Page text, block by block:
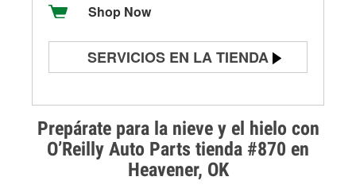
Prepárate para la nieve y el hielo con
O’Reilly Auto Parts tienda #870 en
Heavener, OK
Shop Now
SERVICIOS EN LA TIENDA
Prueba de alternadores y
arrancadores
Revisión de la luz "Check Engine"